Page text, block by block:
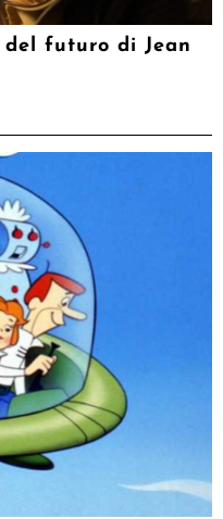
del futuro di Jean